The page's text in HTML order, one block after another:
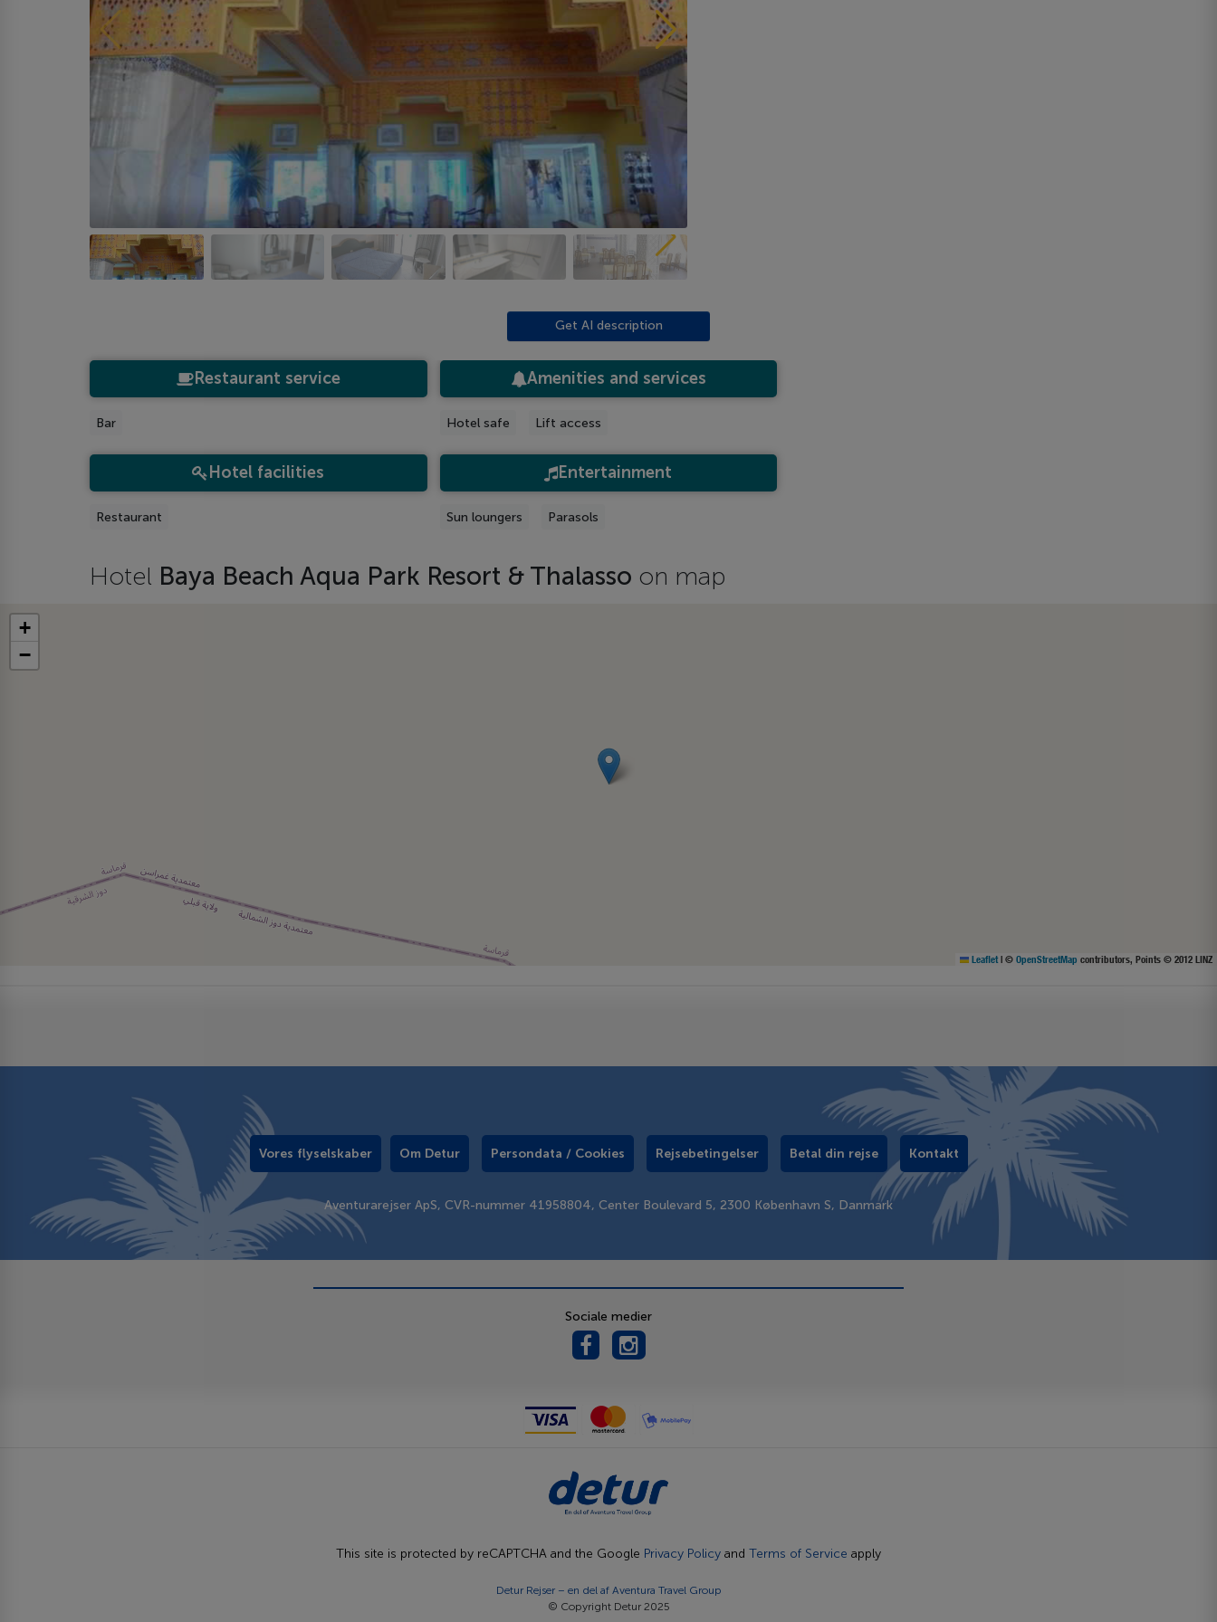
Get AI description
Restaurant service
Bar
Hotel facilities
Restaurant
Amenities and services
Hotel safe Lift access
Entertainment
Sun loungers Parasols
Hotel Baya Beach Aqua Park Resort & Thalasso on map
+
−
Leaflet | © OpenStreetMap contributors, Points © 2012 LINZ
Vores flyselskaber Om Detur Persondata / Cookies Rejsebetingelser Betal din rejse Kontakt
Aventurarejser ApS, CVR-nummer 41958804, Center Boulevard 5, 2300 København S, Danmark
Sociale medier
This site is protected by reCAPTCHA and the Google Privacy Policy and Terms of Service apply
Detur Rejser – en del af Aventura Travel Group
© Copyright Detur 2025